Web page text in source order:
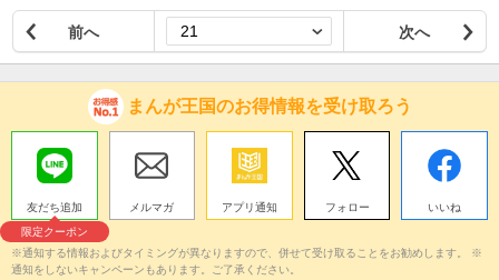
前へ 次へ
まんが王国のお得情報を受け取ろう
友だち追加
限定クーポン
メルマガ アプリ通知 フォロー いいね
※通知する情報およびタイミングが異なりますので、併せて受け取ることをお勧めします。 ※
通知をしないキャンペーンもあります。ご了承ください。